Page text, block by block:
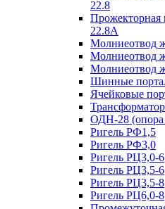
22.8
Прожекторная
22.8А
Молниеотвод
Молниеотвод
Молниеотвод
Шинные
Ячейковые
ОДН-28 (опора
Ригель РФ1,5
Ригель РФ3,0
Ригель РЦ3,0-6
Ригель РЦ3,5-6
Ригель РЦ3,5-8
Ригель РЦ6,0-8